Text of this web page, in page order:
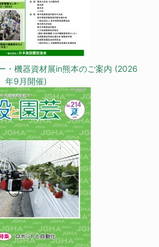
・機器資材展in熊本のご案内 (2026
年9月開催)